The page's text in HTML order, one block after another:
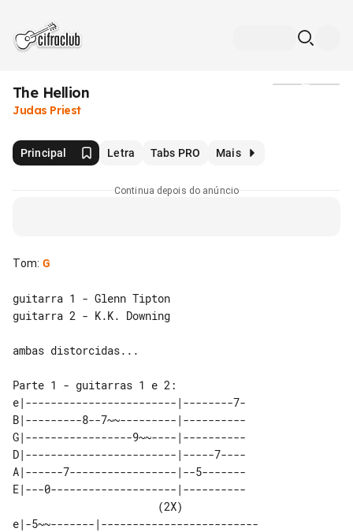
The Hellion
Judas Priest
Principal Letra Tabs PRO Mais
Continua depois do anúncio
Tom: G
guitarra 1 - Glenn Tipton
guitarra 2 - K.K. Downing
ambas distorcidas...
Parte 1 - guitarras 1 e 2:
e|------------------------|--------7-
B|---------8--7~~---------|----------
G|-----------------9~~----|----------
D|------------------------|-----7----
A|------7-----------------|--5-------
E|---0--------------------|----------
e|-5~~-------|-------------------------